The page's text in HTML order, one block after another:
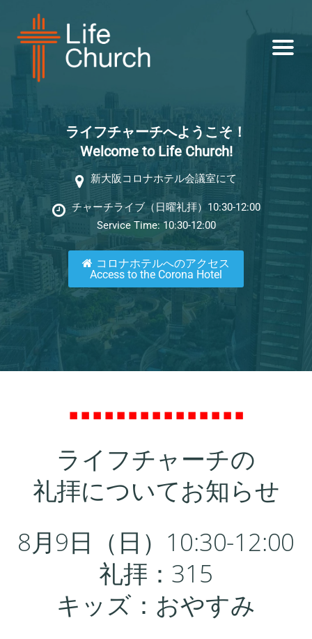
ライフチャーチへようこそ！
Welcome to Life Church!
新大阪コロナホテル会議室にて
チャーチライブ（日曜礼拝）10:30-12:00
Service Time: 10:30-12:00
コロナホテルへのアクセス
Access to the Corona Hotel
◼ ◼ ◼ ◼ ◼ ◼ ◼ ◼ ◼ ◼ ◼ ◼ ◼ ◼ ◼
ライフチャーチの
礼拝についてお知らせ
8月9日（日）10:30-12:00
礼拝：315
キッズ：おやすみ